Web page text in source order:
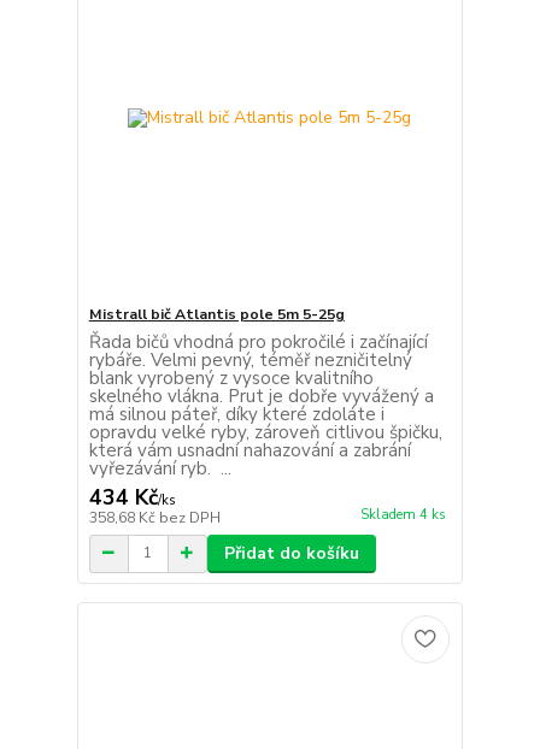
Mistrall bič Atlantis pole 5m 5-25g
Řada bičů vhodná pro pokročilé i začínající
rybáře. Velmi pevný, téměř nezničitelný
blank vyrobený z vysoce kvalitního
skelného vlákna. Prut je dobře vyvážený a
má silnou páteř, díky které zdoláte i
opravdu velké ryby, zároveň citlivou špičku,
která vám usnadní nahazování a zabrání
vyřezávání ryb. ...
434 Kč/ks
358,68 Kč bez DPH Skladem 4 ks
Přidat do košíku